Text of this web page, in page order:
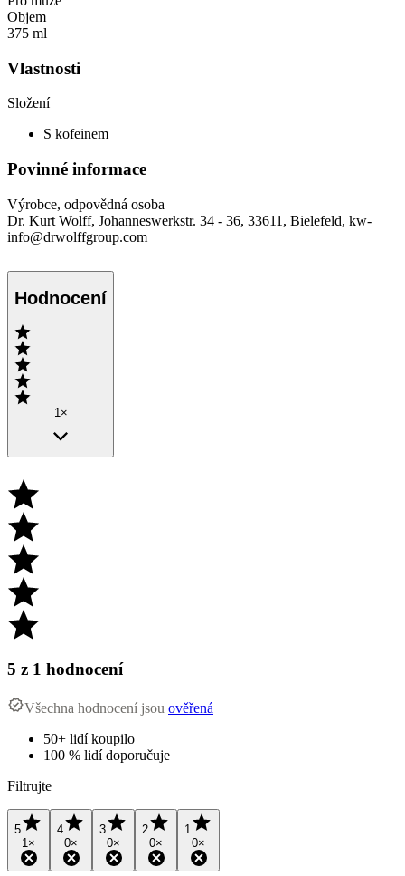
Objem
375 ml
Vlastnosti
Složení
S kofeinem
Povinné informace
Výrobce, odpovědná osoba
Dr. Kurt Wolff, Johanneswerkstr. 34 - 36, 33611, Bielefeld, kw-
info@drwolffgroup.com
Hodnocení
1×
5 z 1 hodnocení
Všechna hodnocení jsou ověřená
50+ lidí koupilo
100 % lidí doporučuje
Filtrujte
5
1 ×
4
0×
3
0×
2
0×
1
0×